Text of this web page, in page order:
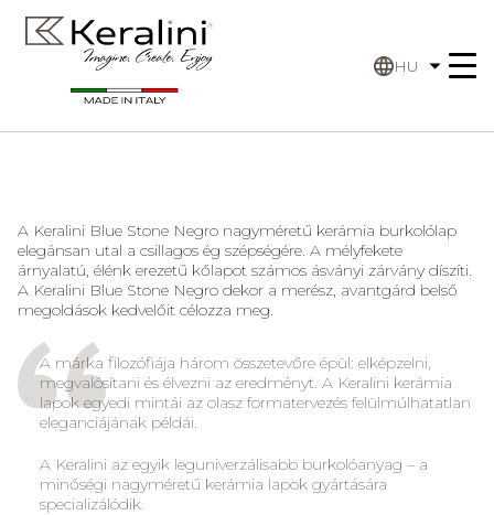
HU
A Keralini Blue Stone Negro nagyméretű kerámia burkolólap
elegánsan utal a csillagos ég szépségére. A mélyfekete
árnyalatú, élénk erezetű kőlapot számos ásványi zárvány díszíti.
A Keralini Blue Stone Negrodekor a merész, avantgárd belső
megoldások kedvelőit célozza meg.
A márka filozófiája három összetevőre épül: elképzelni,
megvalósítani és élvezni az eredményt. A Keralini kerámia
lapok egyedi mintái az olasz formatervezés felülmúlhatatlan
eleganciájának példái.
A Keralini az egyik leguniverzálisabb burkolóanyag – a
minőségi nagyméretű kerámia lapok gyártására
specializálódik.